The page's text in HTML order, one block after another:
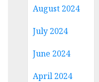
August 2024
July 2024
June 2024
April 2024